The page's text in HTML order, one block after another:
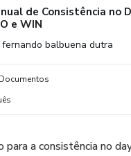
de Consistência no
e WIN
fernando balbuena dutra
para a consistência no